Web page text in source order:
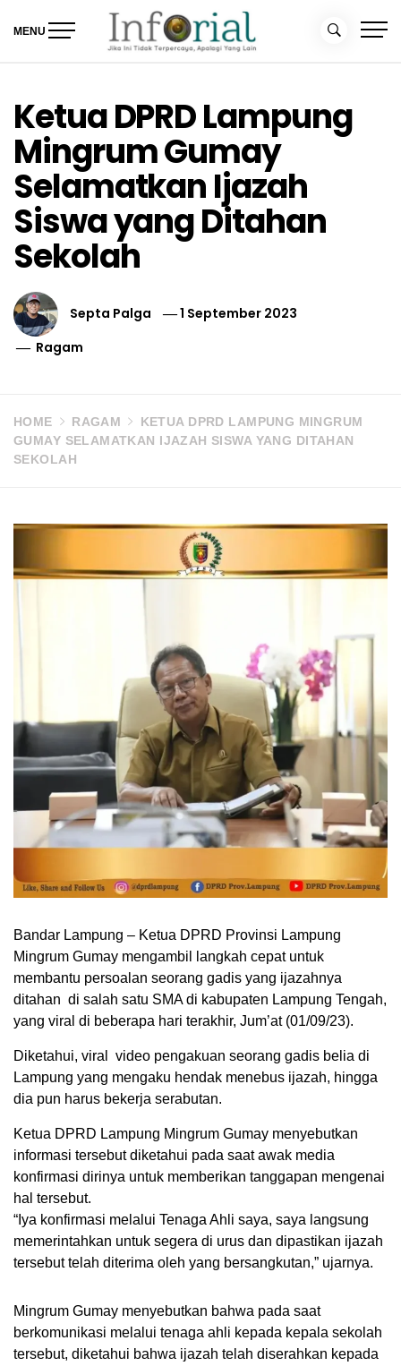
MENU
Ketua DPRD Lampung
Mingrum Gumay
Selamatkan Ijazah
Siswa yang Ditahan
Sekolah
Septa Palga
1 September 2023
Ragam
HOME RAGAM
KETUA DPRD LAMPUNG MINGRUM
GUMAY SELAMATKAN IJAZAH SISWA YANG DITAHAN
SEKOLAH
Bandar Lampung – Ketua DPRD Provinsi Lampung
Mingrum Gumay mengambil langkah cepat untuk
membantu persoalan seorang gadis yang ijazahnya
ditahan di salah satu SMA di kabupaten Lampung Tengah,
yang viral di beberapa hari terakhir, Jum’at (01/09/23).
Diketahui, viral video pengakuan seorang gadis belia di
Lampung yang mengaku hendak menebus ijazah, hingga
dia pun harus bekerja serabutan.
Ketua DPRD Lampung Mingrum Gumay menyebutkan
informasi tersebut diketahui pada saat awak media
konfirmasi dirinya untuk memberikan tanggapan mengenai
hal tersebut.
“Iya konfirmasi melalui Tenaga Ahli saya, saya langsung
memerintahkan untuk segera di urus dan dipastikan ijazah
tersebut telah diterima oleh yang bersangkutan,” ujarnya.
Mingrum Gumay menyebutkan bahwa pada saat
berkomunikasi melalui tenaga ahli kepada kepala sekolah
tersebut, diketahui bahwa ijazah telah diserahkan kepada